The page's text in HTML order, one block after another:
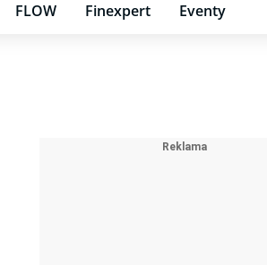
FLOW Finexpert Eventy